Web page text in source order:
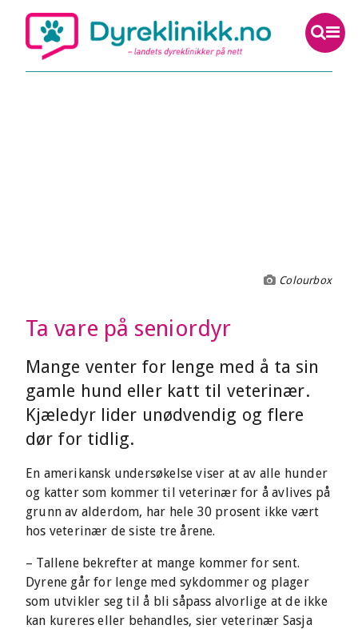
Colourbox
Ta vare på seniordyr
Mange venter for lenge med å ta sin
gamle hund eller katt til veterinær.
Kjæledyr lider unødvendig og flere
dør for tidlig.
En amerikansk undersøkelse viser at av alle hunder
og katter som kommer til veterinær for å avlives på
grunn av alderdom, har hele 30 prosent ikke vært
hos veterinær de siste tre årene.
– Tallene bekrefter at mange kommer for sent.
Dyrene går for lenge med sykdommer og plager
som utvikler seg til å bli såpass alvorlige at de ikke
kan kureres eller behandles, sier veterinær Sasja